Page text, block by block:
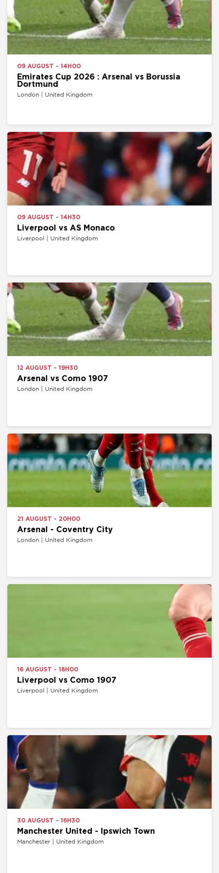
09 AUGUST - 14H00
Emirates Cup 2026 : Arsenal vs Borussia
Dortmund
London | United Kingdom
09 AUGUST - 14H30
Liverpool vs AS Monaco
Liverpool | United Kingdom
12 AUGUST - 19H30
Arsenal vs Como 1907
London | United Kingdom
21 AUGUST - 20H00
Arsenal - Coventry City
London | United Kingdom
16 AUGUST - 18H00
Liverpool vs Como 1907
Liverpool | United Kingdom
30 AUGUST - 16H30
Manchester United - Ipswich Town
Manchester | United Kingdom